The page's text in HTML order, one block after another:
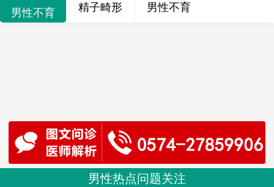
男性不育 精子畸形 男性不育
男性热点问题关注